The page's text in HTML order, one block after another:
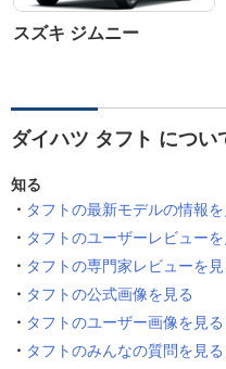
スズキ ジムニー
ダイハツ タフト につい
知る
タフトの最新モデルの情報を
タフトのユーザーレビューを
タフトの専門家レビューを見
タフトの公式画像を見る
タフトのユーザー画像を見る
タフトのみんなの質問を見る